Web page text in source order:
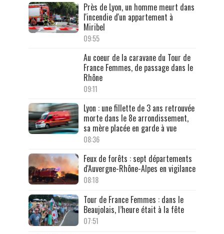
Près de Lyon, un homme meurt dans
l'incendie d'un appartement à
Miribel
09:55
Au coeur de la caravane du Tour de
France Femmes, de passage dans le
Rhône
09:11
Lyon : une fillette de 3 ans retrouvée
morte dans le 8e arrondissement,
sa mère placée en garde à vue
08:36
Feux de forêts : sept départements
d'Auvergne-Rhône-Alpes en vigilance
08:18
Tour de France Femmes : dans le
Beaujolais, l’heure était à la fête
07:51